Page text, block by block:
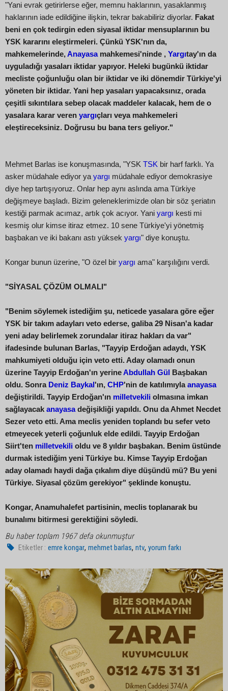
"Yani evrak getirirlerse eğer, memnu haklarının, yasaklanmış
haklarının iade edildiğine ilişkin, tekrar bakabiliriz diyorlar. Fakat
beni en çok tedirgin eden siyasal iktidar mensuplarının bu
YSK kararını eleştirmeleri. Çünkü YSK'nın da,
mahkemelerinde,Anayasamahkemesi'ninde , Yargıtay'ın da
uyguladığı yasaları iktidar yapıyor. Heleki bugünkü iktidar
mecliste çoğunluğu olan bir iktidar ve iki dönemdir Türkiye'yi
yöneten bir iktidar. Yani hep yasaları yapacaksınız, orada
çeşitli sıkıntılara sebep olacak maddeler kalacak, hem de o
yasalara karar veren yargıçları veya mahkemeleri
eleştireceksiniz. Doğrusu bu bana ters geliyor."
Mehmet Barlas ise konuşmasında, "YSK TSK bir harf farklı. Ya
asker müdahale ediyor ya yargı müdahale ediyor demokrasiye
diye hep tartışıyoruz. Onlar hep aynı aslında ama Türkiye
değişmeye başladı. Bizim geleneklerimizde olan bir söz şeriatın
kestiği parmak acımaz, artık çok acıyor. Yani yargı kesti mi
kesmiş olur kimse itiraz etmez. 10 sene Türkiye'yi yönetmiş
başbakan ve iki bakanı astı yüksek yargı" diye konuştu.
Kongar bunun üzerine, "O özel bir yargı ama" karşılığını verdi.
"SİYASAL ÇÖZÜM OLMALI"
"Benim söylemek istediğim şu, neticede yasalara göre eğer
YSK bir takım adayları veto ederse, galiba 29 Nisan'a kadar
yeni aday belirlemek zorundalar itiraz hakları da var"
ifadesinde bulunan Barlas, "Tayyip Erdoğan adaydı, YSK
mahkumiyeti olduğu için veto etti. Aday olamadı onun
üzerine Tayyip Erdoğan'ın yerineAbdullah Gül Başbakan
oldu. Sonra Deniz Baykal'ın, CHP'nin de katılımıylaanayasa
değiştirildi. Tayyip Erdoğan'ın milletvekili olmasına imkan
sağlayacak anayasadeğişikliği yapıldı. Onu da Ahmet Necdet
Sezer veto etti. Ama meclis yeniden toplandı bu sefer veto
etmeyecek yeterli çoğunluk elde edildi. Tayyip Erdoğan
Siirt'ten milletvekili oldu ve 8 yıldır başbakan. Benim üstünde
durmak istediğim yeni Türkiye bu. Kimse Tayyip Erdoğan
aday olamadı haydi dağa çıkalım diye düşündü mü? Bu yeni
Türkiye. Siyasal çözüm gerekiyor" şeklinde konuştu.
Kongar, Anamuhalefet partisinin, meclis toplanarak bu
bunalımı bitirmesi gerektiğini söyledi.
Bu haber toplam 1967 defa okunmuştur
Etiketler : emre kongar,mehmet barlas,ntv,yorum farkı